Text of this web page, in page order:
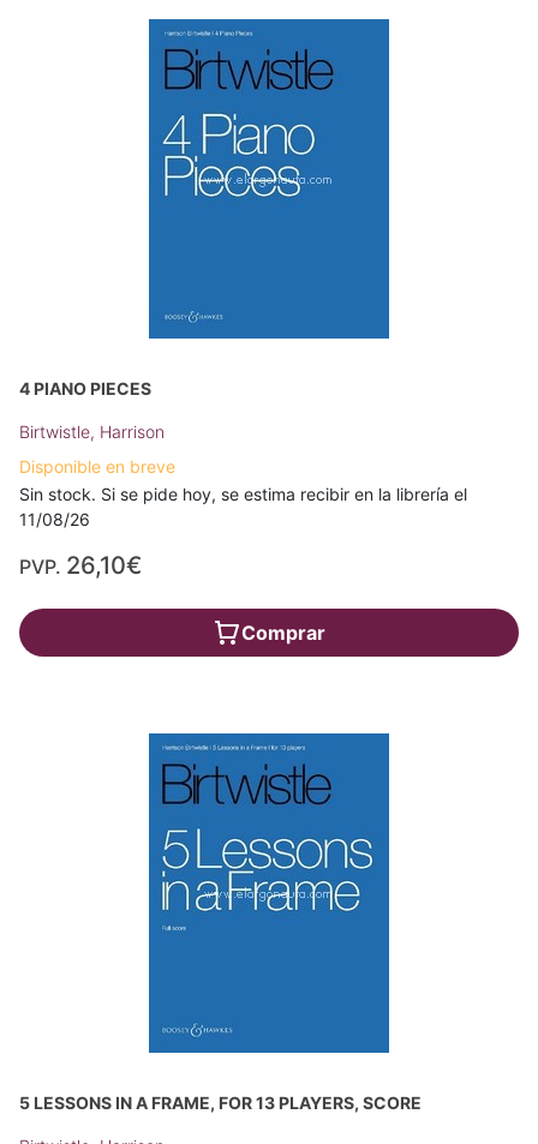
4 PIANO PIECES
Birtwistle, Harrison
Disponible en breve
Sin stock. Si se pide hoy, se estima recibir en la librería el
11/08/26
PVP. 26,10€
Comprar
5 LESSONS IN A FRAME, FOR 13 PLAYERS, SCORE